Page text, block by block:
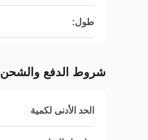
طول:
شروط الدفع والشحن
الحد الأدنى لكمية